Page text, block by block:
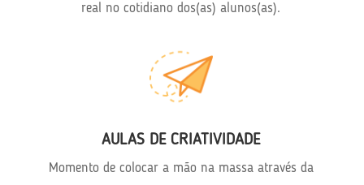
real no cotidiano dos(as) alunos(as).
AULAS DE CRIATIVIDADE
Momento de colocar a mão na massa através da